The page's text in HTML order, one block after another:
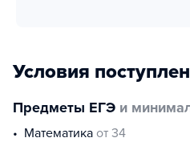
Условия
Предметы ЕГЭ и
математика от 34